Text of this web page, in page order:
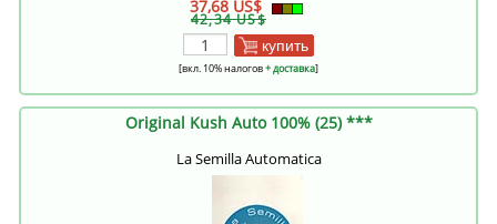
37,68 US$
42,34 US$
купить
[вкл. 10% налогов+ доставка]
Original Kush Auto 100% (25) ***
La Semilla Automatica